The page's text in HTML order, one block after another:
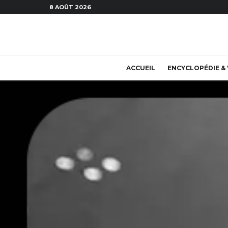
8 AOÛT 2026
ACCUEIL ENCYCLOPÉDIE &